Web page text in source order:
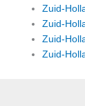
Zuid-
Zuid-
Zuid-
Zuid-